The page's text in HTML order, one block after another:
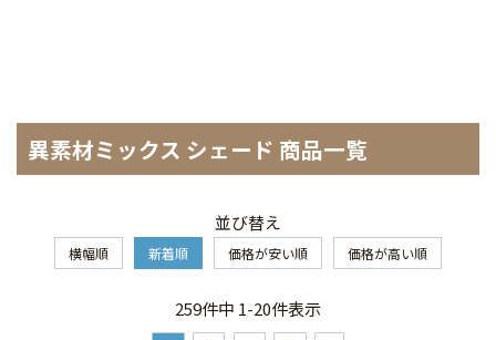
異素材ミックス シェード 商品一覧
並び替え
横幅順 新着順 価格が安い順 価格が高い順
259件中 1-20件表示